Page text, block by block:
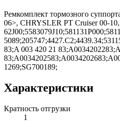
Ремкомплект тормозного
06>, CHRYSLER PT Cruiser 00-
83;A 003 420 21
1269;SG700189;
Характеристики
Кратность отгрузки
1